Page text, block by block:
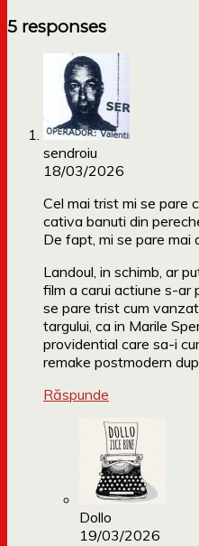
5 responses
sendroiu
18/03/2026
Cel mai trist mi se pare
cativa banuti din
De fapt, mi se pare mai
Landoul, in schimb, ar
film a carui actiune s-ar
se pare trist cum
targului, ca in Marile
providential care sa-i
remake postmodern
Răspunde
Dollo
19/03/2026